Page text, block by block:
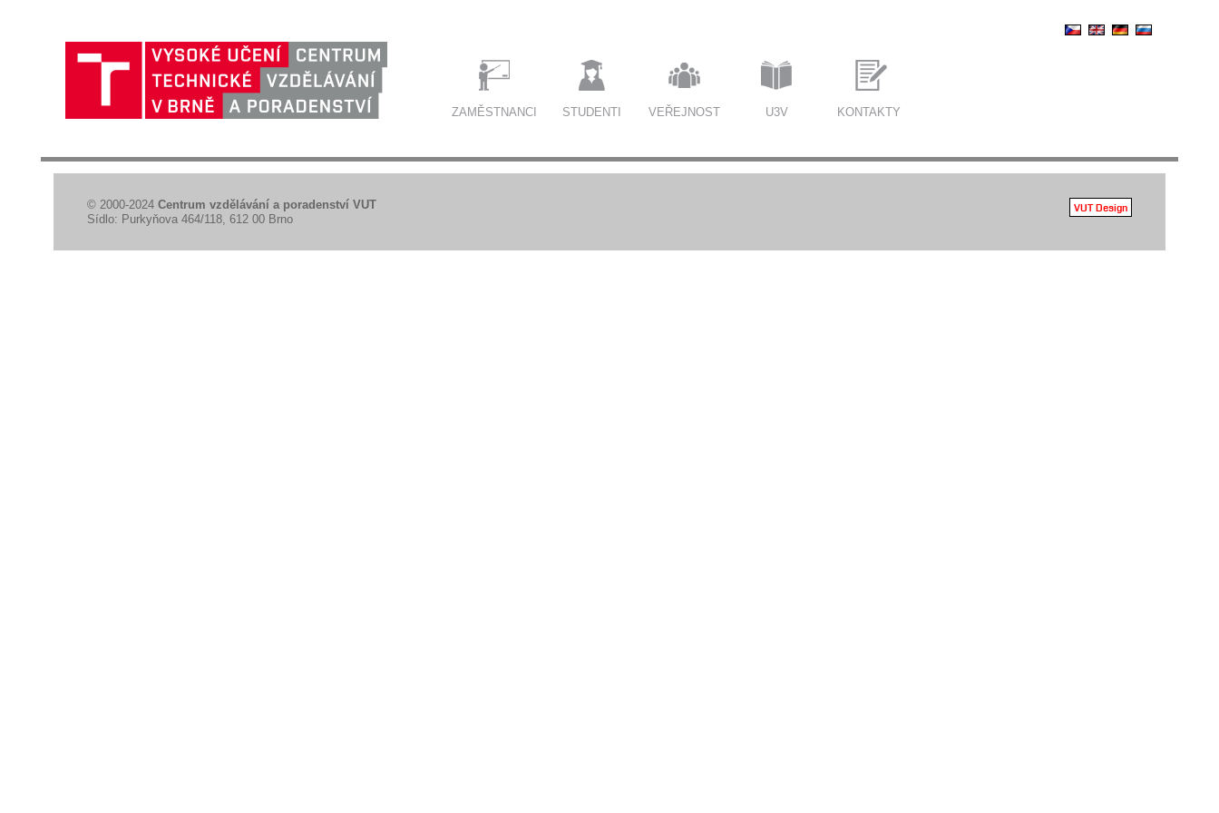
ZAMĚSTNANCI STUDENTI VEŘEJNOST U3V KONTAKTY
VUT Design
© 2000-2024 Centrum vzdělávání a poradenství VUT
Sídlo: Purkyňova 464/118, 612 00 Brno